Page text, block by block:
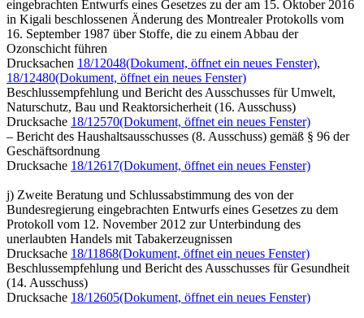
eingebrachten Entwurfs eines Gesetzes zu der am 15. Oktober 2016
in Kigali beschlossenen Änderung des Montrealer Protokolls vom
16. September 1987 über Stoffe, die zu einem Abbau der
Ozonschicht führen
Drucksachen 18/12048(Dokument, öffnet ein neues Fenster),
18/12480(Dokument, öffnet ein neues Fenster)
Beschlussempfehlung und Bericht des Ausschusses für Umwelt,
Naturschutz, Bau und Reaktorsicherheit (16. Ausschuss)
Drucksache 18/12570(Dokument, öffnet ein neues Fenster)
– Bericht des Haushaltsausschusses (8. Ausschuss) gemäß § 96 der
Geschäftsordnung
Drucksache 18/12617(Dokument, öffnet ein neues Fenster)
j) Zweite Beratung und Schlussabstimmung des von der
Bundesregierung eingebrachten Entwurfs eines Gesetzes zu dem
Protokoll vom 12. November 2012 zur Unterbindung des
unerlaubten Handels mit Tabakerzeugnissen
Drucksache 18/11868(Dokument, öffnet ein neues Fenster)
Beschlussempfehlung und Bericht des Ausschusses für Gesundheit
(14. Ausschuss)
Drucksache 18/12605(Dokument, öffnet ein neues Fenster)